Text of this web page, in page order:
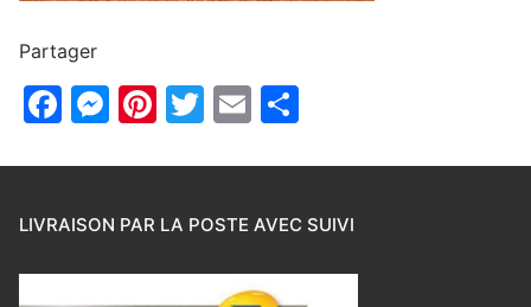
Partager
Facebook
Messenger
Pinterest
Twitter
Email
LIVRAISON PAR LA POSTE AVEC SUIVI